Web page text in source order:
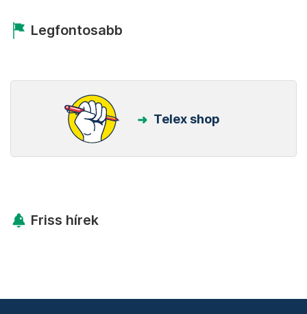
Legfontosabb
Telex shop
Friss hírek